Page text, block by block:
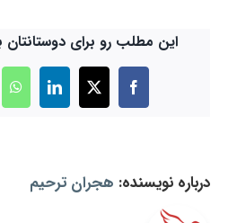
این مطلب رو برای دوستانتان
Facebook
X
LinkedIn
درباره نویسنده: هجران ترحیم